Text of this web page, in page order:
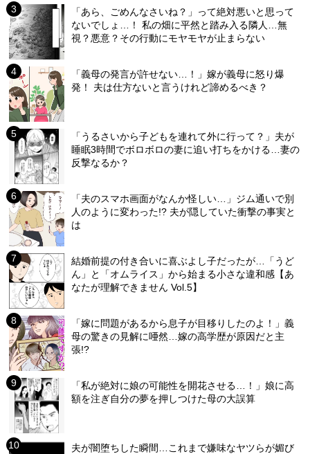
「あら、ごめんなさいね？」って絶対悪いと思って
ないでしょ…！ 私の畑に平然と踏み入る隣人…無
視？悪意？その行動にモヤモヤが止まらない
「義母の発言が許せない…！」嫁が義母に怒り爆
発！ 夫は仕方ないと言うけれど諦めるべき？
「うるさいから子どもを連れて外に行って？」夫が
睡眠3時間でボロボロの妻に追い打ちをかける…妻の
反撃なるか？
「夫のスマホ画面がなんか怪しい…」ジム通いで別
人のように変わった!? 夫が隠していた衝撃の事実と
は
結婚前提の付き合いに喜ぶよし子だったが…「うど
ん」と「オムライス」から始まる小さな違和感【あ
なたが理解できません Vol.5】
「嫁に問題があるから息子が目移りしたのよ！」義
母の驚きの見解に唖然…嫁の高学歴が原因だと主
張!?
「私が絶対に娘の可能性を開花させる…！」娘に高
額を注ぎ自分の夢を押しつけた母の大誤算
夫が闇堕ちした瞬間…これまで嫌味なヤツらが媚び